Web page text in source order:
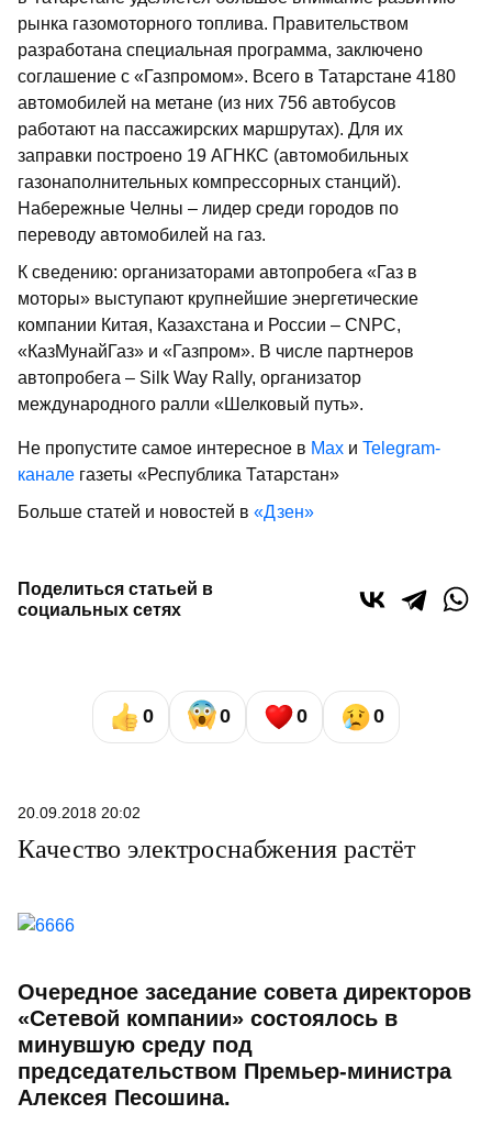
рынка газомоторного топлива. Правительством
разработана специальная программа, заключено
соглашение с «Газпромом». Всего в Татарстане 4180
автомобилей на метане (из них 756 автобусов
работают на пассажирских маршрутах). Для их
заправки построено 19 АГНКС (автомобильных
газонаполнительных компрессорных станций).
Набережные Челны – лидер среди городов по
переводу автомобилей на газ.
К сведению: организаторами автопробега «Газ в
моторы» выступают крупнейшие энергетические
компании Китая, Казахстана и России – СNPC,
«КазМунайГаз» и «Газпром». В числе партнеров
автопробега – Silk Way Rally, организатор
международного ралли «Шелковый путь».
Не пропустите самое интересное в Max и Telegram-
канале газеты «Республика Татарстан»
Больше статей и новостей в «Дзен»
Поделиться статьей в
социальных сетях
0 0 0 0
20.09.2018 20:02
Качество электроснабжения растёт
Очередное заседание совета директоров
«Сетевой компании» состоялось в
минувшую среду под
председательством Премьер-министра
Алексея Песошина.